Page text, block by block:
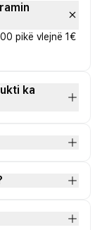
pikë vlejnë 1€
ka